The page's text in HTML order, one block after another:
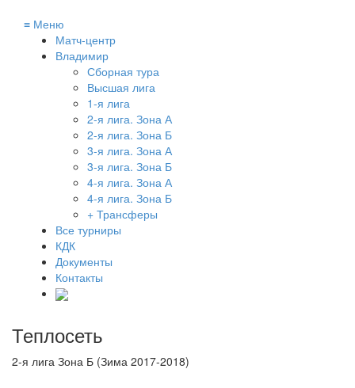
≡ Меню
Матч-центр
Владимир
Сборная тура
Высшая лига
1-я лига
2-я лига. Зона А
2-я лига. Зона Б
3-я лига. Зона А
3-я лига. Зона Б
4-я лига. Зона А
4-я лига. Зона Б
+ Трансферы
Все турниры
КДК
Документы
Контакты
Теплосеть
2-я лига Зона Б (Зима 2017-2018)